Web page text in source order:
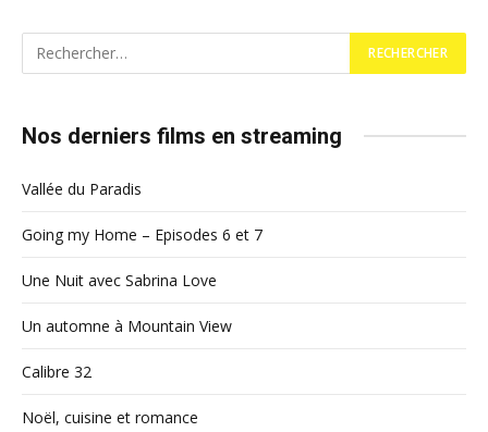
Nos derniers films en streaming
Vallée du Paradis
Going my Home – Episodes 6 et 7
Une Nuit avec Sabrina Love
Un automne à Mountain View
Calibre 32
Noël, cuisine et romance